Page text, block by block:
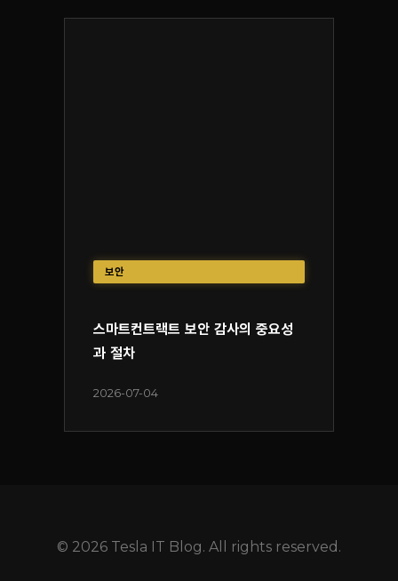
보안
스마트컨트랙트 보안 감사의 중요성
과 절차
2026-07-04
© 2026 Tesla IT Blog. All rights reserved.